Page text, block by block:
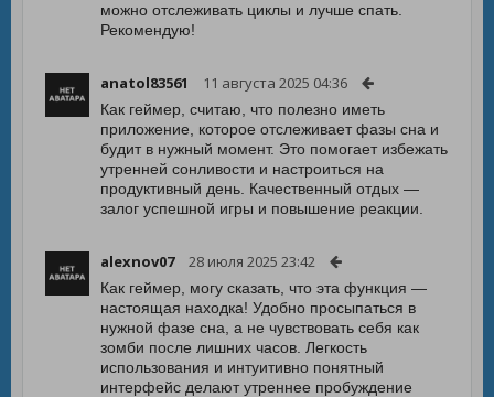
можно отслеживать циклы и лучше спать.
Рекомендую!
anatol83561 11 августа 2025 04:36
Как геймер, считаю, что полезно иметь
приложение, которое отслеживает фазы сна и
будит в нужный момент. Это помогает избежать
утренней сонливости и настроиться на
продуктивный день. Качественный отдых —
залог успешной игры и повышение реакции.
alexnov07 28 июля 2025 23:42
Как геймер, могу сказать, что эта функция —
настоящая находка! Удобно просыпаться в
нужной фазе сна, а не чувствовать себя как
зомби после лишних часов. Легкость
использования и интуитивно понятный
интерфейс делают утреннее пробуждение